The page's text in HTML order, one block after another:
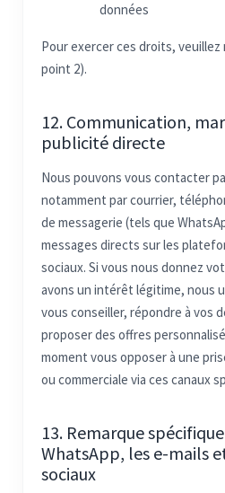
données
Pour exercer ces droits,
point 2).
12. Communication,
publicité directe
Nous pouvons vous contacter
notamment par courrier,
de messagerie (tels que
messages directs sur les
sociaux. Si vous nous donnez
avons un intérêt légitime, nous
vous conseiller, répondre à vos
proposer des offres
moment vous opposer à une
ou commerciale via ces canaux
13. Remarque
WhatsApp, les e-mails
sociaux